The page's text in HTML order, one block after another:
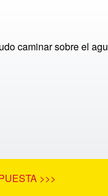
caminar sobre el
>>>